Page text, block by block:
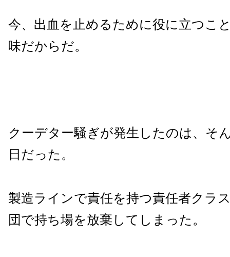
今、出血を止めるために役に立つこ
味だからだ。
クーデター騒ぎが発生したのは、そ
日だった。
製造ラインで責任を持つ責任者クラ
団で持ち場を放棄してしまった。